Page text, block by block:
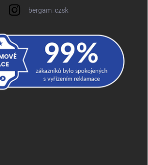
bergam_czsk